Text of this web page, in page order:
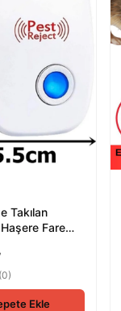
Takılan
Fare
(0)
Ekle